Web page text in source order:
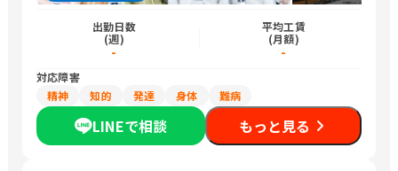
出勤日数
(週)
-
平均工賃
(月額)
-
対応障害
精神
知的 発達 身体 難病
LINEで相談 もっと見る